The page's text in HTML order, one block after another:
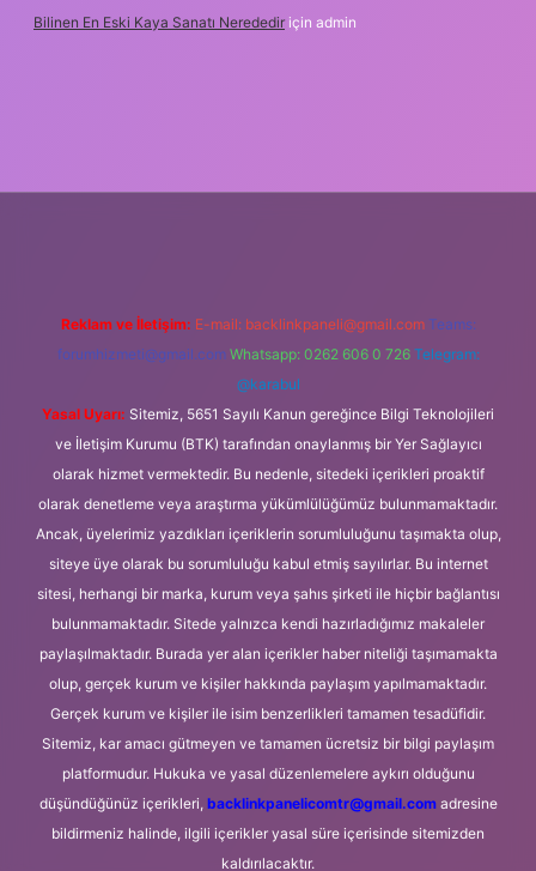
Bilinen En Eski Kaya Sanatı Nerededir için admin
Reklam ve İletişim: E-mail: backlinkpaneli@gmail.com Teams:
forumhizmeti@gmail.com Whatsapp: 0262 606 0 726 Telegram:
@karabul
Yasal Uyarı: Sitemiz, 5651 Sayılı Kanun gereğince Bilgi Teknolojileri
ve İletişim Kurumu (BTK) tarafından onaylanmış bir Yer Sağlayıcı
olarak hizmet vermektedir. Bu nedenle, sitedeki içerikleri proaktif
olarak denetleme veya araştırma yükümlülüğümüz bulunmamaktadır.
Ancak, üyelerimiz yazdıkları içeriklerin sorumluluğunu taşımakta olup,
siteye üye olarak bu sorumluluğu kabul etmiş sayılırlar. Bu internet
sitesi, herhangi bir marka, kurum veya şahıs şirketi ile hiçbir bağlantısı
bulunmamaktadır. Sitede yalnızca kendi hazırladığımız makaleler
paylaşılmaktadır. Burada yer alan içerikler haber niteliği taşımamakta
olup, gerçek kurum ve kişiler hakkında paylaşım yapılmamaktadır.
Gerçek kurum ve kişiler ile isim benzerlikleri tamamen tesadüfidir.
Sitemiz, kar amacı gütmeyen ve tamamen ücretsiz bir bilgi paylaşım
platformudur. Hukuka ve yasal düzenlemelere aykırı olduğunu
düşündüğünüz içerikleri, backlinkpanelicomtr@gmail.comadresine
bildirmeniz halinde, ilgili içerikler yasal süre içerisinde sitemizden
kaldırılacaktır.